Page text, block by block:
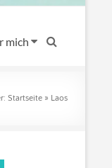
mich
Startseite » Laos